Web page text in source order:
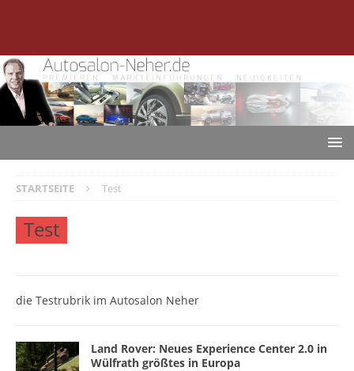
STARTSEITE Test
Test
die Testrubrik im Autosalon Neher
Land Rover: Neues Experience Center 2.0 in
Wülfrath größtes in Europa